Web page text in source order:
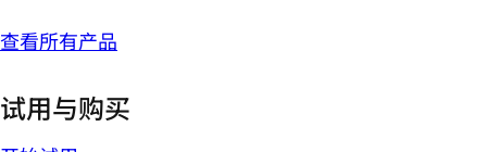
查看所有产品
试用与购买